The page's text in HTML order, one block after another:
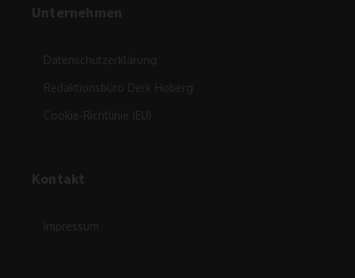
Unternehmen
Datenschutzerklärung
Redaktionsbüro Derk Hoberg
Cookie-Richtlinie (EU)
Kontakt
Impressum